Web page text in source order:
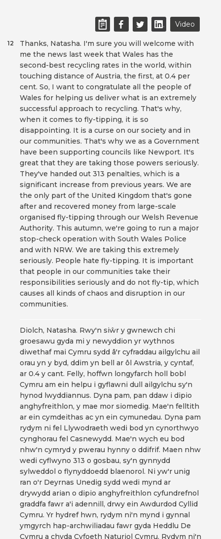
Video
Thanks, Natasha. I'm sure you will welcome with
me the news last week that Wales has the
second-best recycling rates in the world, within
touching distance of Austria, the first, at 0.4 per
cent. So, I want to congratulate all the people of
Wales for helping us deliver what is an extremely
successful approach to recycling. That's why,
when it comes to fly-tipping, it is so
disappointing. It is a curse on our society and in
our communities. That's why we as a Government
have been supporting councils like Newport. It's
great that they are taking those powers seriously.
They've handed out 313 penalties, which is a
significant increase from previous years. We are
the only part of the United Kingdom that's gone
after and recovered money from large-scale
organised fly-tipping through our Welsh Revenue
Authority. This autumn, we're going to run a major
stop-check operation with South Wales Police
and with NRW. We are taking this extremely
seriously. People hate fly-tipping. It is important
that people in our communities take their
responsibilities seriously and do not fly-tip, which
causes all kinds of chaos and disruption in our
communities.
12
Diolch, Natasha. Rwy'n siŵr y gwnewch chi
groesawu gyda mi y newyddion yr wythnos
diwethaf mai Cymru sydd â'r cyfraddau ailgylchu ail
orau yn y byd, ddim yn bell ar ôl Awstria, y cyntaf,
ar 0.4 y cant. Felly, hoffwn longyfarch holl bobl
Cymru am ein helpu i gyflawni dull ailgylchu sy'n
hynod lwyddiannus. Dyna pam, pan ddaw i dipio
anghyfreithlon, y mae mor siomedig. Mae'n felltith
ar ein cymdeithas ac yn ein cymunedau. Dyna pam
rydym ni fel Llywodraeth wedi bod yn cynorthwyo
cynghorau fel Casnewydd. Mae'n wych eu bod
nhw'n cymryd y pwerau hynny o ddifrif. Maen nhw
wedi cyflwyno 313 o gosbau, sy'n gynnydd
sylweddol o flynyddoedd blaenorol. Ni yw'r unig
ran o'r Deyrnas Unedig sydd wedi mynd ar
drywydd arian o dipio anghyfreithlon cyfundrefnol
graddfa fawr a'i adennill, drwy ein Awdurdod Cyllid
Cymru. Yr hydref hwn, rydym ni'n mynd i gynnal
ymgyrch hap-archwiliadau fawr gyda Heddlu De
Cymru a chyda Cyfoeth Naturiol Cymru. Rydym ni'n